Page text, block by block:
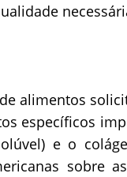
alimentos
específicos
e o
sobre